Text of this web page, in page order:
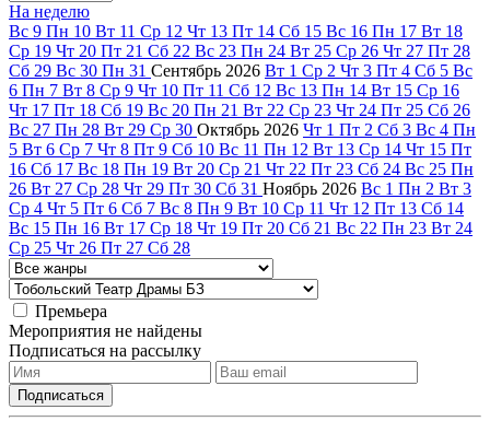
На неделю
Вс 9 Пн 10 Вт 11 Ср 12 Чт 13 Пт 14 Сб 15 Вс 16 Пн 17 Вт 18
Ср 19 Чт 20 Пт 21 Сб 22 Вс 23 Пн 24 Вт 25 Ср 26 Чт 27 Пт 28
Сб 29 Вс 30 Пн 31 Сентябрь 2026 Вт 1 Ср 2 Чт 3 Пт 4 Сб 5 Вс
6 Пн 7 Вт 8 Ср 9 Чт 10 Пт 11 Сб 12 Вс 13 Пн 14 Вт 15 Ср 16
Чт 17 Пт 18 Сб 19 Вс 20 Пн 21 Вт 22 Ср 23 Чт 24 Пт 25 Сб 26
Вс 27 Пн 28 Вт 29 Ср 30 Октябрь 2026 Чт 1 Пт 2 Сб 3 Вс 4 Пн
5 Вт 6 Ср 7 Чт 8 Пт 9 Сб 10 Вс 11 Пн 12 Вт 13 Ср 14 Чт 15 Пт
16 Сб 17 Вс 18 Пн 19 Вт 20 Ср 21 Чт 22 Пт 23 Сб 24 Вс 25 Пн
26 Вт 27 Ср 28 Чт 29 Пт 30 Сб 31 Ноябрь 2026 Вс 1 Пн 2 Вт 3
Ср 4 Чт 5 Пт 6 Сб 7 Вс 8 Пн 9 Вт 10 Ср 11 Чт 12 Пт 13 Сб 14
Вс 15 Пн 16 Вт 17 Ср 18 Чт 19 Пт 20 Сб 21 Вс 22 Пн 23 Вт 24
Ср 25 Чт 26 Пт 27 Сб 28
Премьера
Мероприятия не найдены
Подписаться на рассылку